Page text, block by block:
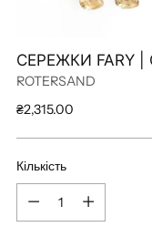
СЕРЕЖКИ FARY |
ROTERSAND
Звичайна
₴2,315.00
Кількість